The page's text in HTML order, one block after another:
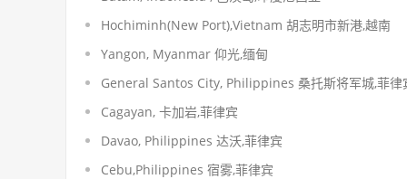
Hochiminh(New Port),Vietnam 胡志明市新港,越南
Yangon, Myanmar 仰光,缅甸
General Santos City, Philippines 桑托斯将军城,菲律
Cagayan, 卡加岩,菲律宾
Davao, Philippines 达沃,菲律宾
Cebu,Philippines 宿雾,菲律宾